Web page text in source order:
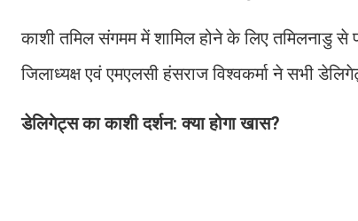
काशी तमिल संगमम में शामिल होने के लिए तमिलनाडु से
जिलाध्यक्ष एवं एमएलसी हंसराज विश्वकर्मा ने सभी
डेलिगेट्स का काशी दर्शन: क्या होगा खास?